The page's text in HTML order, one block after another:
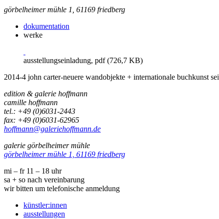
görbelheimer mühle 1, 61169 friedberg
dokumentation
werke
ausstellungseinladung, pdf (726,7 KB)
2014-4 john carter-neuere wandobjekte + internationale buchkunst
edition & galerie hoffmann
camille hoffmann
tel.: +49 (0)6031-2443
fax: +49 (0)6031-62965
hoffmann@galeriehoffmann.de
galerie görbelheimer mühle
görbelheimer mühle 1, 61169 friedberg
mi – fr 11 – 18 uhr
sa + so nach vereinbarung
wir bitten um telefonische anmeldung
künstler:innen
ausstellungen